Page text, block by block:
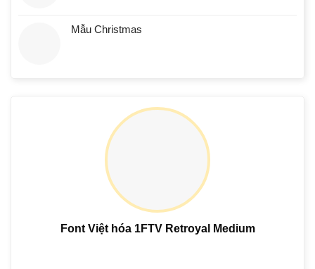
Mẫu Christmas
Font Việt hóa 1FTV Retroyal Medium